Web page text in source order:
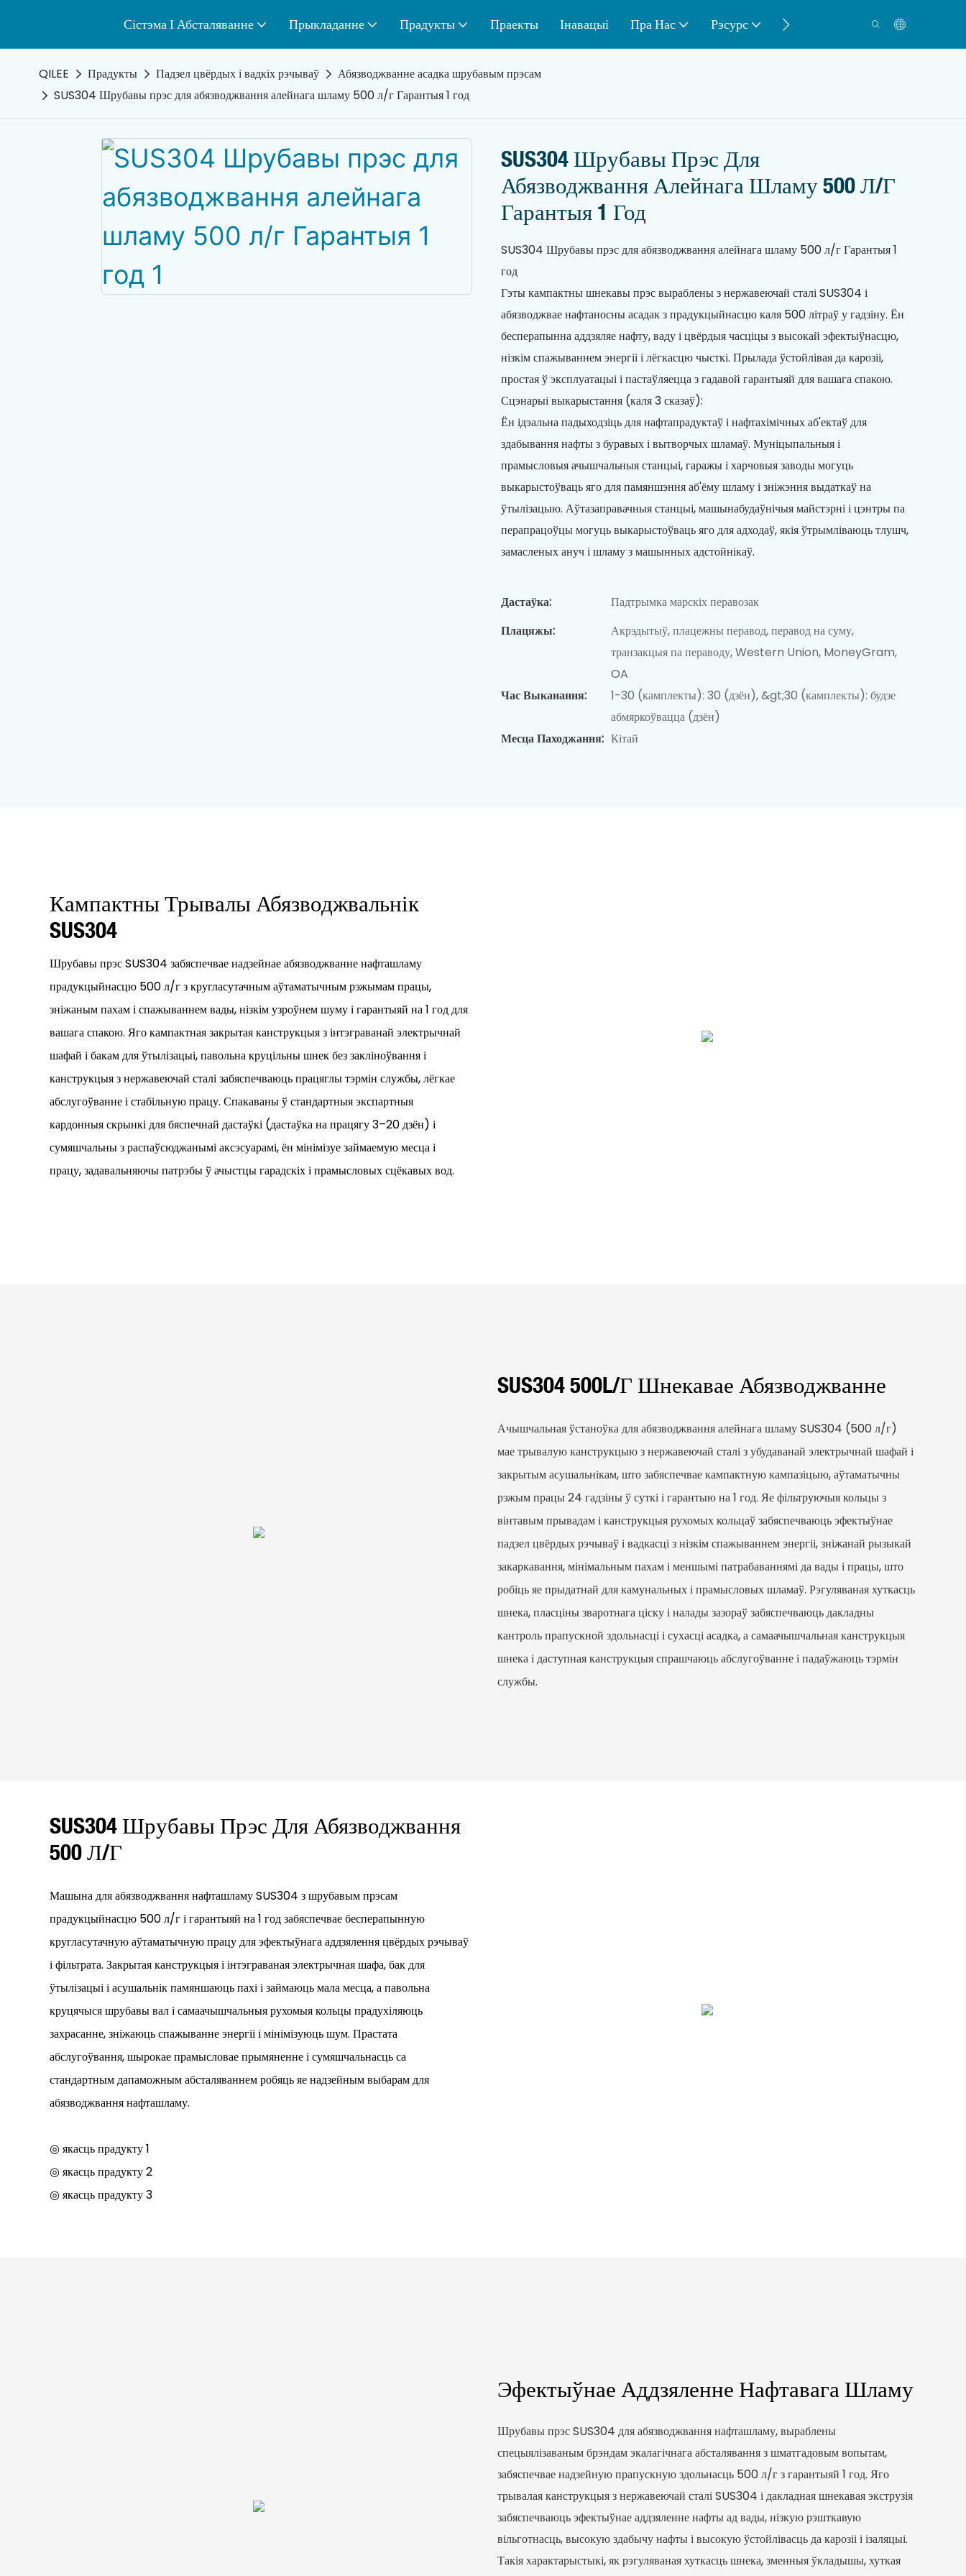
Сістэма І Абсталяванне Прыкладанне Прадукты Праекты Інавацыі Пра Нас Рэсурс Кантакт
QILEE Прадукты Падзел цвёрдых і вадкіх рэчываў
Абязводжванне асадка шрубавым прэсам
SUS304 Шрубавы прэс для абязводжвання алейнага шламу 500 л/г Гарантыя 1 год
SUS304 Шрубавы Прэс Для
Абязводжвання Алейнага Шламу 500 Л/г
Гарантыя 1 Год
SUS304 Шрубавы прэс для абязводжвання алейнага шламу 500 л/г Гарантыя 1
год
Гэты кампактны шнекавы прэс выраблены з нержавеючай сталі SUS304 і
абязводжвае нафтаносны асадак з прадукцыйнасцю каля 500 літраў у гадзіну. Ён
бесперапынна аддзяляе нафту, ваду і цвёрдыя часціцы з высокай эфектыўнасцю,
нізкім спажываннем энергіі і лёгкасцю чысткі. Прылада ўстойлівая да карозіі,
простая ў эксплуатацыі і пастаўляецца з гадавой гарантыяй для вашага спакою.
Сцэнарыі выкарыстання (каля 3 сказаў):
Ён ідэальна падыходзіць для нафтапрадуктаў і нафтахімічных аб'ектаў для
здабывання нафты з буравых і вытворчых шламаў. Муніцыпальныя і
прамысловыя ачышчальныя станцыі, гаражы і харчовыя заводы могуць
выкарыстоўваць яго для памяншэння аб'ёму шламу і зніжэння выдаткаў на
ўтылізацыю. Аўтазаправачныя станцыі, машынабудаўнічыя майстэрні і цэнтры па
перапрацоўцы могуць выкарыстоўваць яго для адходаў, якія ўтрымліваюць тлушч,
замасленых ануч і шламу з машынных адстойнікаў.
Дастаўка:
Падтрымка марскіх перавозак
Плацяжы:
Акрэдытыў, плацежны перавод, перавод на суму,
транзакцыя па пераводу, Western Union, MoneyGram,
OA
Час Выканання:
1-30 (камплекты): 30 (дзён), &gt;30 (камплекты): будзе
абмяркоўвацца (дзён)
Месца Паходжання: Кітай
Кампактны Трывалы Абязводжвальнік
SUS304
Шрубавы прэс SUS304 забяспечвае надзейнае абязводжванне нафташламу
прадукцыйнасцю 500 л/г з кругласутачным аўтаматычным рэжымам працы,
зніжаным пахам і спажываннем вады, нізкім узроўнем шуму і гарантыяй на 1 год для
вашага спакою. Яго кампактная закрытая канструкцыя з інтэграванай электрычнай
шафай і бакам для ўтылізацыі, павольна круцільны шнек без закліноўвання і
канструкцыя з нержавеючай сталі забяспечваюць працяглы тэрмін службы, лёгкае
абслугоўванне і стабільную працу. Спакаваны ў стандартныя экспартныя
кардонныя скрынкі для бяспечнай дастаўкі (дастаўка на працягу 3–20 дзён) і
сумяшчальны з распаўсюджанымі аксэсуарамі, ён мінімізуе займаемую месца і
працу, задавальняючы патрэбы ў ачыстцы гарадскіх і прамысловых сцёкавых вод.
SUS304 500L/г Шнекавае Абязводжванне
Ачышчальная ўстаноўка для абязводжвання алейнага шламу SUS304 (500 л/г)
мае трывалую канструкцыю з нержавеючай сталі з убудаванай электрычнай шафай і
закрытым асушальнікам, што забяспечвае кампактную кампазіцыю, аўтаматычны
рэжым працы 24 гадзіны ў суткі і гарантыю на 1 год. Яе фільтруючыя кольцы з
вінтавым прывадам і канструкцыя рухомых кольцаў забяспечваюць эфектыўнае
падзел цвёрдых рэчываў і вадкасці з нізкім спажываннем энергіі, зніжанай рызыкай
закаркавання, мінімальным пахам і меншымі патрабаваннямі да вады і працы, што
робіць яе прыдатнай для камунальных і прамысловых шламаў. Рэгуляваная хуткасць
шнека, пласціны зваротнага ціску і налады зазораў забяспечваюць дакладны
кантроль прапускной здольнасці і сухасці асадка, а самаачышчальная канструкцыя
шнека і даступная канструкцыя спрашчаюць абслугоўванне і падаўжаюць тэрмін
службы.
SUS304 Шрубавы Прэс Для Абязводжвання
500 Л/г
Машына для абязводжвання нафташламу SUS304 з шрубавым прэсам
прадукцыйнасцю 500 л/г і гарантыяй на 1 год забяспечвае бесперапынную
кругласутачную аўтаматычную працу для эфектыўнага аддзялення цвёрдых рэчываў
і фільтрата. Закрытая канструкцыя і інтэграваная электрычная шафа, бак для
ўтылізацыі і асушальнік памяншаюць пахі і займаюць мала месца, а павольна
круцячыся шрубавы вал і самаачышчальныя рухомыя кольцы прадухіляюць
захрасанне, зніжаюць спажыванне энергіі і мінімізуюць шум. Прастата
абслугоўвання, шырокае прамысловае прымяненне і сумяшчальнасць са
стандартным дапаможным абсталяваннем робяць яе надзейным выбарам для
абязводжвання нафташламу.
◎ якасць прадукту 1
◎ якасць прадукту 2
◎ якасць прадукту 3
Эфектыўнае Аддзяленне Нафтавага Шламу
Шрубавы прэс SUS304 для абязводжвання нафташламу, выраблены
спецыялізаваным брэндам экалагічнага абсталявання з шматгадовым вопытам,
забяспечвае надзейную прапускную здольнасць 500 л/г з гарантыяй 1 год. Яго
трывалая канструкцыя з нержавеючай сталі SUS304 і дакладная шнекавая экструзія
забяспечваюць эфектыўнае аддзяленне нафты ад вады, нізкую рэшткавую
вільготнасць, высокую здабычу нафты і высокую ўстойлівасць да карозіі і ізаляцыі.
Такія характарыстыкі, як рэгуляваная хуткасць шнека, зменныя ўкладышы, хуткая